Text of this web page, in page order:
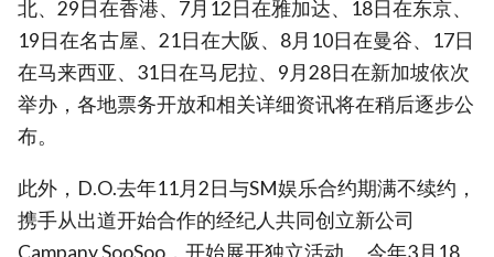
北、29日在香港、7月12日在雅加达、18日在东京、
19日在名古屋、21日在大阪、8月10日在曼谷、17日
在马来西亚、31日在马尼拉、9月28日在新加坡依次
举办，各地票务开放和相关详细资讯将在稍后逐步公
布。
此外，D.O.去年11月2日与SM娱乐合约期满不续约，
携手从出道开始合作的经纪人共同创立新公司
Campany SooSoo，开始展开独立活动。 今年3月18